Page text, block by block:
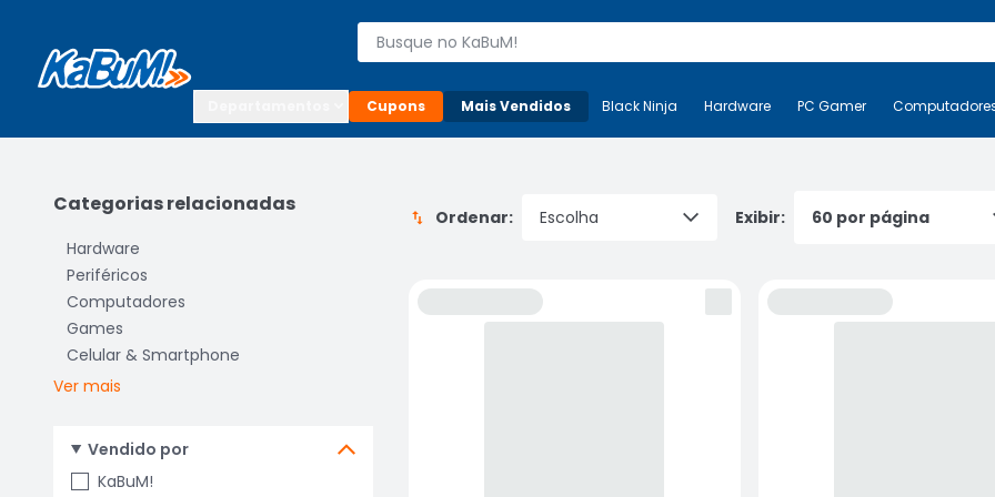
Buscar produtos
Cupons Mais Vendidos Mais-v- Black Ninja Hardware PC Gamer
Black Ninja Hardware PC Gamer
Categorias relacionadas
Hardware
Periféricos
Computadores
Games
Celular & Smartphone
Ver mais
Vendido por
KaBuM!
Ordenar: Exibir: